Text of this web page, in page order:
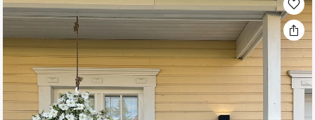
alla
della
galleria
di
immagini